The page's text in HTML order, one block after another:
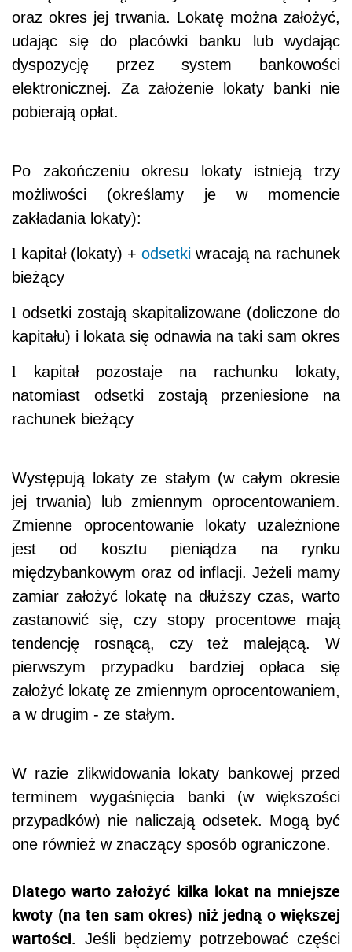
oraz okres jej trwania. Lokatę można założyć,
udając się do placówki banku lub wydając
dyspozycję przez system bankowości
elektronicznej. Za założenie lokaty banki nie
pobierają opłat.
Po zakończeniu okresu lokaty istnieją trzy
możliwości (określamy je w momencie
zakładania lokaty):
l kapitał (lokaty) + odsetki wracają na rachunek
bieżący
l odsetki zostają skapitalizowane (doliczone do
kapitału) i lokata się odnawia na taki sam okres
l kapitał pozostaje na rachunku lokaty,
natomiast odsetki zostają przeniesione na
rachunek bieżący
Występują lokaty ze stałym (w całym okresie
jej trwania) lub zmiennym oprocentowaniem.
Zmienne oprocentowanie lokaty uzależnione
jest od kosztu pieniądza na rynku
międzybankowym oraz od inflacji. Jeżeli mamy
zamiar założyć lokatę na dłuższy czas, warto
zastanowić się, czy stopy procentowe mają
tendencję rosnącą, czy też malejącą. W
pierwszym przypadku bardziej opłaca się
założyć lokatę ze zmiennym oprocentowaniem,
a w drugim - ze stałym.
W razie zlikwidowania lokaty bankowej przed
terminem wygaśnięcia banki (w większości
przypadków) nie naliczają odsetek. Mogą być
one również w znaczący sposób ograniczone.
Dlatego warto założyć kilka lokat na mniejsze
kwoty (na ten sam okres) niż jedną o większej
wartości. Jeśli będziemy potrzebować części